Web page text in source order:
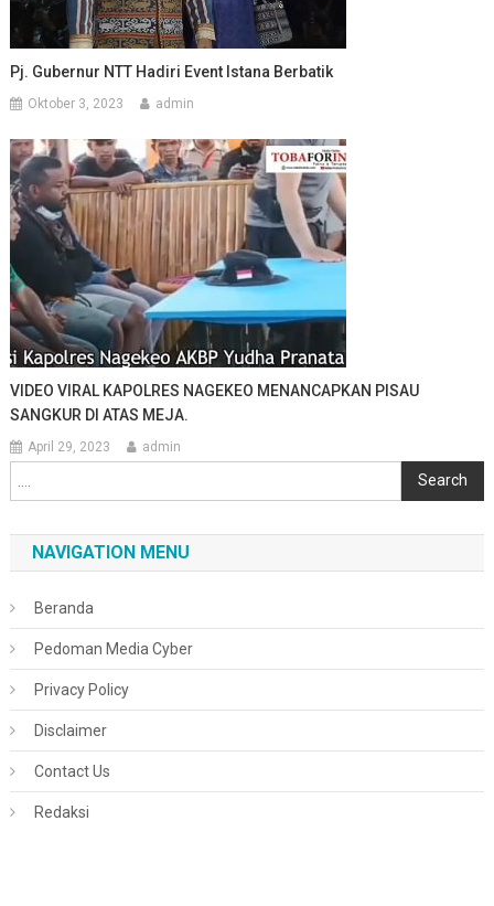
Pj. Gubernur NTT Hadiri Event Istana Berbatik
Oktober 3, 2023 admin
VIDEO VIRAL KAPOLRES NAGEKEO MENANCAPKAN PISAU
SANGKUR DI ATAS MEJA.
April 29, 2023 admin
Search
NAVIGATION MENU
Beranda
Pedoman Media Cyber
Privacy Policy
Disclaimer
Contact Us
Redaksi